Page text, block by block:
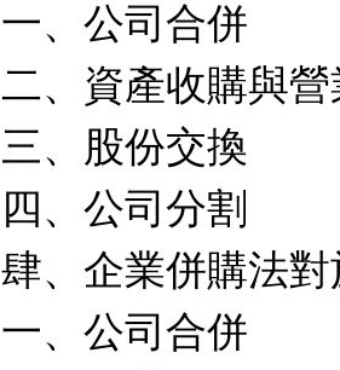
一、公司合併
二、資產收購與
三、股份交換
四、公司分割
肆、企業併購法
一、公司合併